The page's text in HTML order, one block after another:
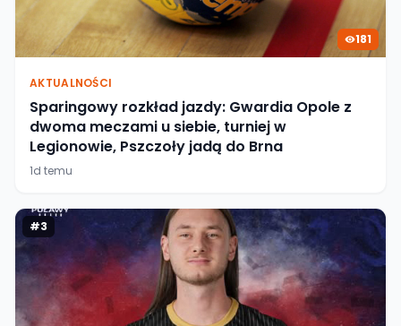
181
AKTUALNOŚCI
Sparingowy rozkład jazdy: Gwardia Opole z
dwoma meczami u siebie, turniej w
Legionowie, Pszczoły jadą do Brna
1d temu
#3